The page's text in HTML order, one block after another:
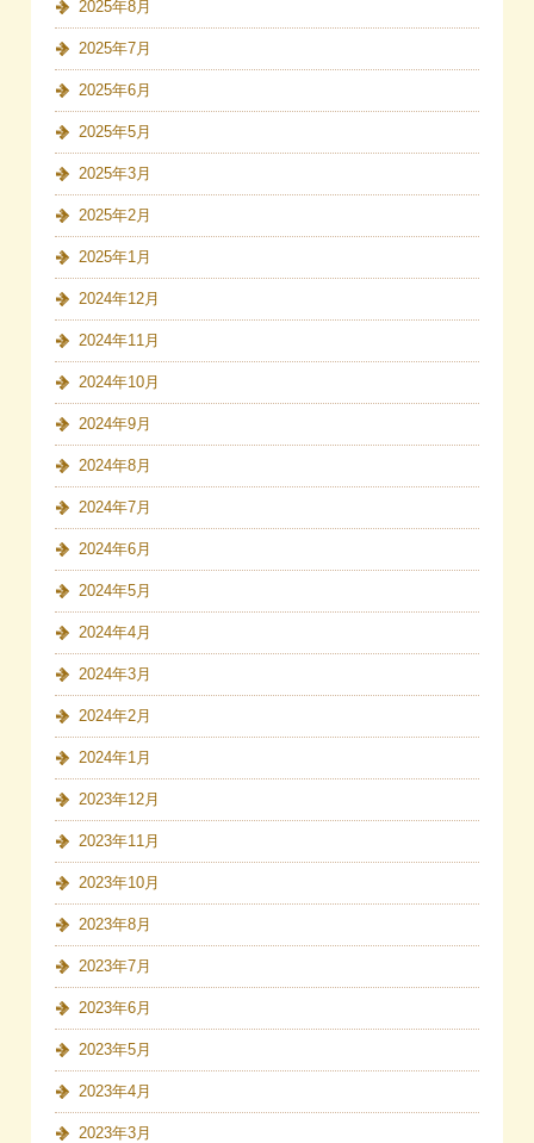
2025年8月
2025年7月
2025年6月
2025年5月
2025年3月
2025年2月
2025年1月
2024年12月
2024年11月
2024年10月
2024年9月
2024年8月
2024年7月
2024年6月
2024年5月
2024年4月
2024年3月
2024年2月
2024年1月
2023年12月
2023年11月
2023年10月
2023年8月
2023年7月
2023年6月
2023年5月
2023年4月
2023年3月